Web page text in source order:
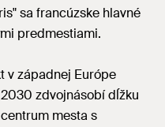
sa francúzske hlavné
predmestiami.
v západnej Európe
zdvojnásobí dĺžku
mesta s